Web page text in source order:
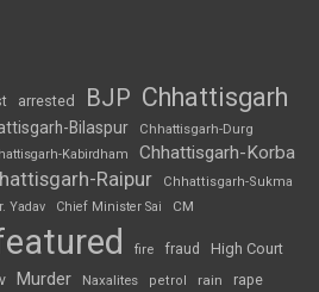
arrested BJP Chhattisgarh
Bilaspur Chhattisgarh-Durg
Kabirdham Chhattisgarh-Korba
Raipur
Chhattisgarh-Sukma
Yadav Chief Minister Sai CM
fire fraud High Court
Murder Naxalites petrol rain rape